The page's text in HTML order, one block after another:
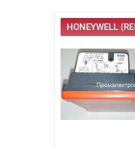
HONEYWELL